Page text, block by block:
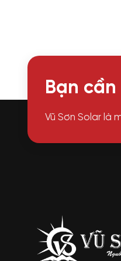
Bạn
Vũ Sơn Solar là